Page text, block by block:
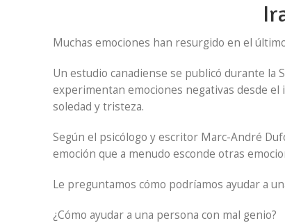
Muchas emociones han resurgido en el
Un estudio canadiense se publicó durante la
experimentan emociones negativas desde el
soledad y tristeza.
Según el psicólogo y escritor Marc-André
emoción que a menudo esconde otras
Le preguntamos cómo podríamos ayudar a
¿Cómo ayudar a una persona con mal genio?